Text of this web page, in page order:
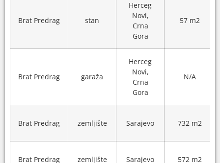
Brat Predrag stan
Herceg
Novi,
Crna
Gora
57 m2
Brat Predrag garaža
Herceg
Novi,
Crna
Gora
N/A
Brat Predrag zemljište Sarajevo 732 m2
Brat Predrag zemljište Sarajevo 572 m2